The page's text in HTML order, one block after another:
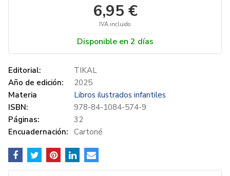
6,95 €
IVA incluido
Disponible en 2 días
Editorial:
TIKAL
Año de edición:
2025
Materia
Libros ilustrados infantiles
ISBN:
978-84-1084-574-9
Páginas:
32
Encuadernación: Cartoné